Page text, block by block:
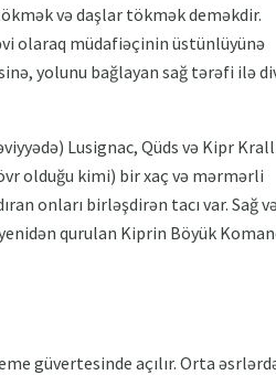
və daşlar tökmək deməkdir.
olaraq müdafiəçinin üstünlüyünə
yolunu bağlayan sağ tərəfi ilə
Lusignac, Qüds və Kipr
olduğu kimi) bir xaç və mərmərli
onları birləşdirən tacı var. Sağ
qurulan Kiprin Böyük
güvertesinde açılır. Orta